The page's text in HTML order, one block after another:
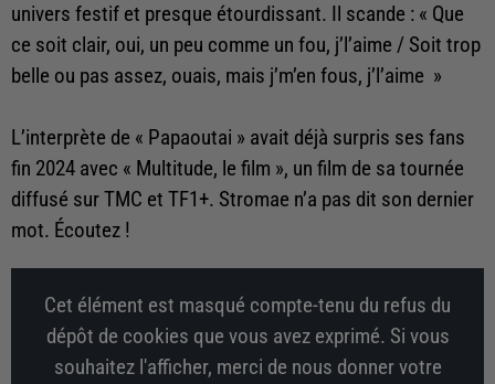
univers festif et presque étourdissant. Il scande : « Que
ce soit clair, oui, un peu comme un fou, j’l’aime / Soit trop
belle ou pas assez, ouais, mais j’m’en fous, j’l’aime »
L’interprète de « Papaoutai » avait déjà surpris ses fans
fin 2024 avec « Multitude, le film », un film de sa tournée
diffusé sur TMC et TF1+. Stromae n’a pas dit son dernier
mot. Écoutez !
Cet élément est masqué compte-tenu du refus du
dépôt de cookies que vous avez exprimé. Si vous
souhaitez l'afficher, merci de nous donner votre